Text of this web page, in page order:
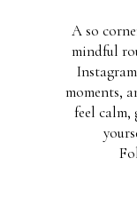
A soft
mindful
moments,
feel calm,